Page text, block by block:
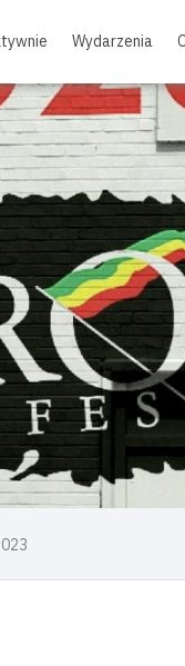
Wydarzenia